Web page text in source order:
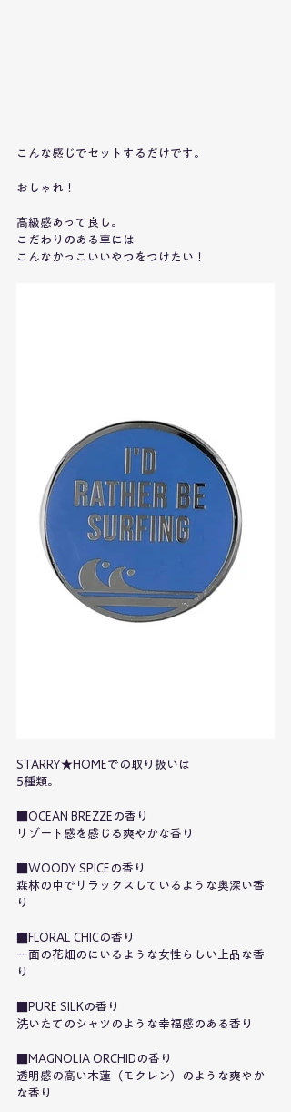
こんな感じでセットするだけです。
おしゃれ！
高級感あって良し。
こだわりのある車には
こんなかっこいいやつをつけたい！
STARRY★HOMEでの取り扱いは
5種類。
■OCEAN BREZZEの香り
リゾート感を感じる爽やかな香り
■WOODY SPICEの香り
森林の中でリラックスしているような奥深い香
り
■FLORAL CHICの香り
一面の花畑のにいるような女性らしい上品な香
り
■PURE SILKの香り
洗いたてのシャツのような幸福感のある香り
■MAGNOLIA ORCHIDの香り
透明感の高い木蓮（モクレン）のような爽やか
な香り